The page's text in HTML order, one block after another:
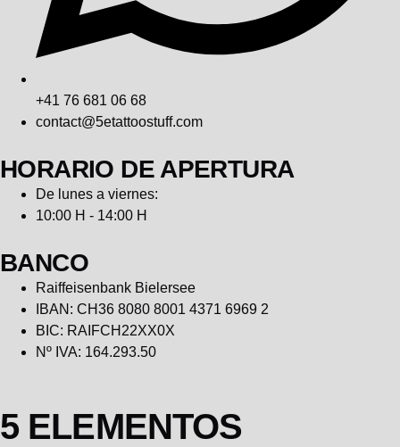
+41 76 681 06 68
contact@5etattoostuff.com
HORARIO DE APERTURA
De lunes a viernes:
10:00 H - 14:00 H
BANCO
Raiffeisenbank Bielersee
IBAN: CH36 8080 8001 4371 6969 2
BIC: RAIFCH22XX0X
Nº IVA: 164.293.50
5 ELEMENTOS